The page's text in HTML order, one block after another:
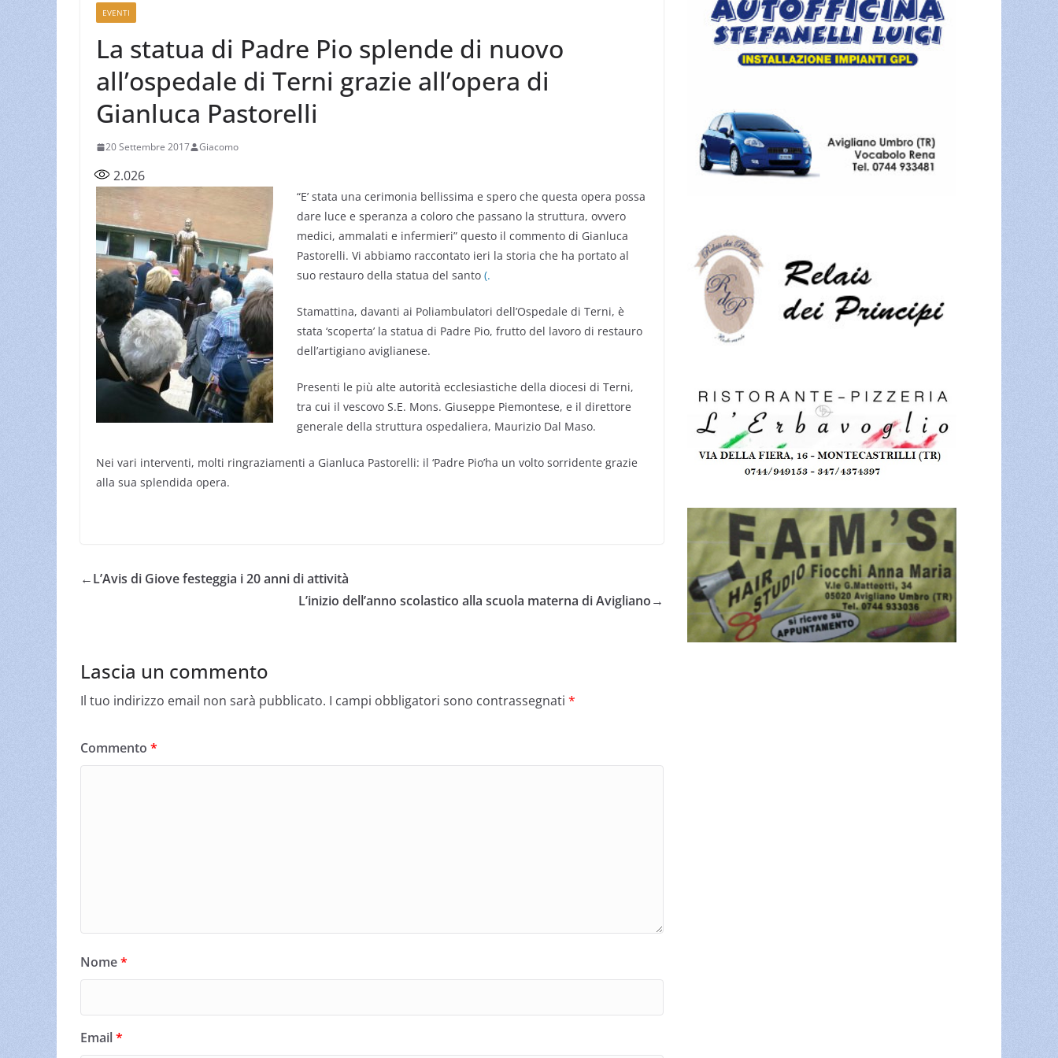
EVENTI
La statua di Padre Pio splende di nuovo
all’ospedale di Terni grazie all’opera di
Gianluca Pastorelli
20 Settembre 2017 Giacomo
2.026
“E’ stata una cerimonia bellissima e spero che questa opera possa
dare luce e speranza a coloro che passano la struttura, ovvero
medici, ammalati e infermieri” questo il commento di Gianluca
Pastorelli. Vi abbiamo raccontato ieri la storia che ha portato al
suo restauro della statua del santo (.
Stamattina, davanti ai Poliambulatori dell’Ospedale di Terni, è
stata ‘scoperta’ la statua di Padre Pio, frutto del lavoro di restauro
dell’artigiano aviglianese.
Presenti le più alte autorità ecclesiastiche della diocesi di Terni,
tra cui il vescovo S.E. Mons. Giuseppe Piemontese, e il direttore
generale della struttura ospedaliera, Maurizio Dal Maso.
Nei vari interventi, molti ringraziamenti a Gianluca Pastorelli: il ‘Padre Pio’ha un volto sorridente grazie
alla sua splendida opera.
←L’Avis di Giove festeggia i 20 anni di attività
L’inizio dell’anno scolastico alla scuola materna di Avigliano→
Lascia un commento
Il tuo indirizzo email non sarà pubblicato. I campi obbligatori sono contrassegnati *
Commento *
Nome*
Email*